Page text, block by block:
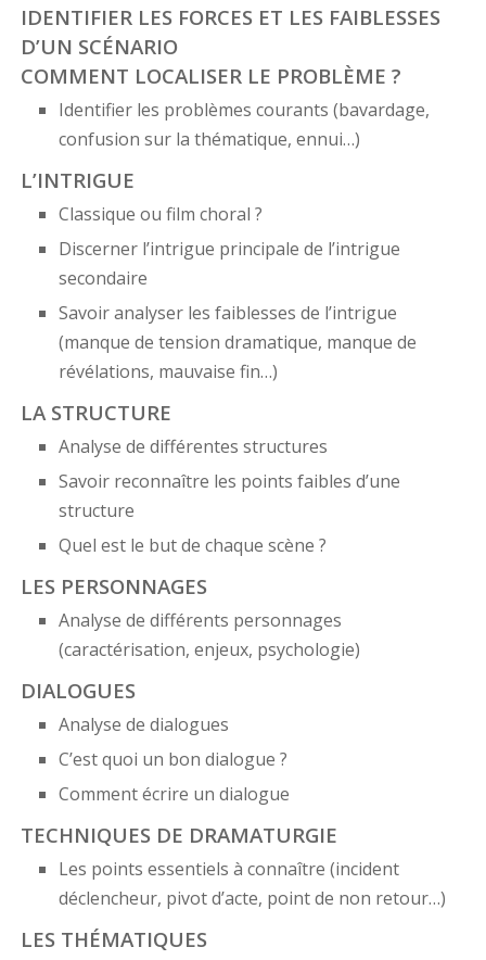
IDENTIFIER LES FORCES ET LES FAIBLESSES
D’UN SCÉNARIO
COMMENT LOCALISER LE PROBLÈME ?
Identifier les problèmes courants (bavardage,
confusion sur la thématique, ennui…)
L’INTRIGUE
Classique ou film choral ?
Discerner l’intrigue principale de l’intrigue
secondaire
Savoir analyser les faiblesses de l’intrigue
(manque de tension dramatique, manque de
révélations, mauvaise fin…)
LA STRUCTURE
Analyse de différentes structures
Savoir reconnaître les points faibles d’une
structure
Quel est le but de chaque scène ?
LES PERSONNAGES
Analyse de différents personnages
(caractérisation, enjeux, psychologie)
DIALOGUES
Analyse de dialogues
C’est quoi un bon dialogue ?
Comment écrire un dialogue
TECHNIQUES DE DRAMATURGIE
Les points essentiels à connaître (incident
déclencheur, pivot d’acte, point de non retour…)
LES THÉMATIQUES